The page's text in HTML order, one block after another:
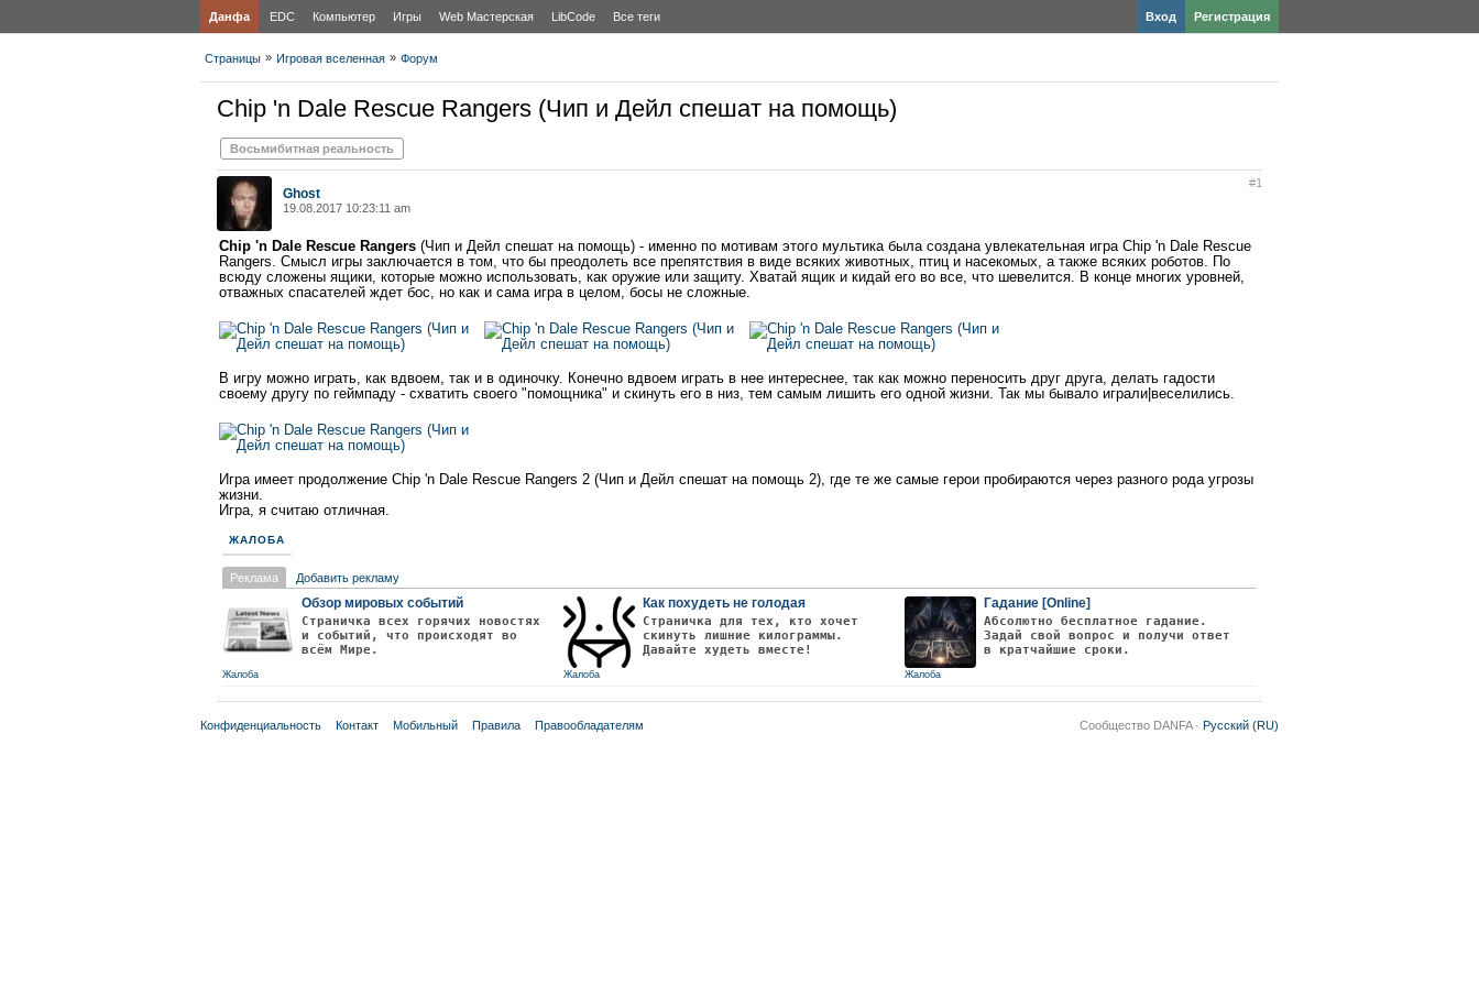
Данфа EDC Компьютер Игры Web Мастерская LibCode Все теги Регистрация
Вход
Страницы » Игровая вселенная » Форум
Chip 'n Dale Rescue Rangers (Чип и Дейл спешат на помощь)
Восьмибитная реальность
Ghost
19.08.2017 10:23:11 am
#1
Chip 'n Dale Rescue Rangers (Чип и Дейл спешат на помощь) - именно по мотивам этого мультика была создана увлекательная игра Chip 'n Dale Rescue
Rangers. Смысл игры заключается в том, что бы преодолеть все препятствия в виде всяких животных, птиц и насекомых, а также всяких роботов. По
всюду сложены ящики, которые можно использовать, как оружие или защиту. Хватай ящик и кидай его во все, что шевелится. В конце многих уровней,
отважных спасателей ждет бос, но как и сама игра в целом, босы не сложные.
В игру можно играть, как вдвоем, так и в одиночку. Конечно вдвоем играть в нее интереснее, так как можно переносить друг друга, делать гадости
своему другу по геймпаду - схватить своего "помощника" и скинуть его в низ, тем самым лишить его одной жизни. Так мы бывало играли|веселились.
Игра имеет продолжение Chip 'n Dale Rescue Rangers 2 (Чип и Дейл спешат на помощь 2), где те же самые герои пробираются через разного рода угрозы
жизни.
Игра, я считаю отличная.
ЖАЛОБА
Реклама Добавить рекламу
Обзор мировых событий
Страничка всех горячих новостях
и событий, что происходят во
всём Мире.
Жалоба
Как похудеть не голодая
Страничка для тех, кто хочет
скинуть лишние килограммы.
Давайте худеть вместе!
Жалоба
Гадание [Online]
Абсолютно бесплатное гадание.
Задай свой вопрос и получи ответ
в кратчайшие сроки.
Жалоба
Конфиденциальность Контакт Мобильный Правила Правообладателям Сообщество DANFA · Русский (RU)